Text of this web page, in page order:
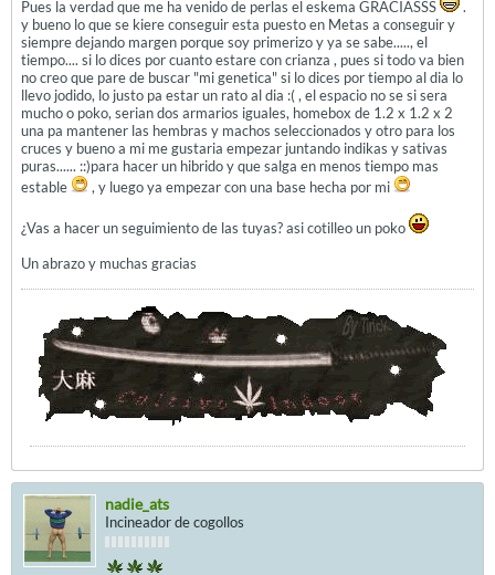
Pues la verdad que me ha venido de perlas el eskema GRACIASSS
.
y bueno lo que se kiere conseguir esta puesto en Metas a conseguir y
siempre dejando margen porque soy primerizo y ya se sabe....., el
tiempo.... si lo dices por cuanto estare con crianza , pues si todo va bien
no creo que pare de buscar "mi genetica" si lo dices por tiempo al dia lo
llevo jodido, lo justo pa estar un rato al dia :( , el espacio no se si sera
mucho o poko, serian dos armarios iguales, homebox de 1.2 x 1.2 x 2
una pa mantener las hembras y machos seleccionados y otro para los
cruces y bueno a mi me gustaria empezar juntando indikas y sativas
puras...... ::)para hacer un hibrido y que salga en menos tiempo mas
estable
, y luego ya empezar con una base hecha por mi
¿Vas a hacer un seguimiento de las tuyas? asi cotilleo un poko
Un abrazo y muchas gracias
nadie_ats
Incineador de cogollos